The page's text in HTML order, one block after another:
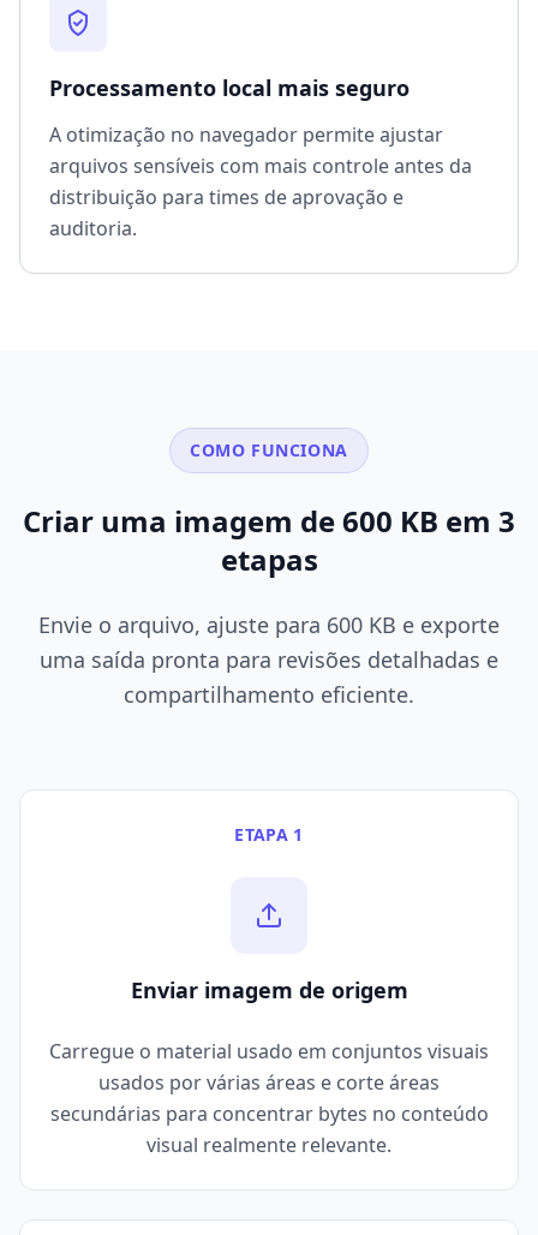
Processamento local mais seguro
A otimização no navegador permite ajustar
arquivos sensíveis com mais controle antes da
distribuição para times de aprovação e
auditoria.
COMO FUNCIONA
Criar uma imagem de 600 KB em 3
etapas
Envie o arquivo, ajuste para 600 KB e exporte
uma saída pronta para revisões detalhadas e
compartilhamento eficiente.
ETAPA 1
Enviar imagem de origem
Carregue o material usado em conjuntos visuais
usados por várias áreas e corte áreas
secundárias para concentrar bytes no conteúdo
visual realmente relevante.